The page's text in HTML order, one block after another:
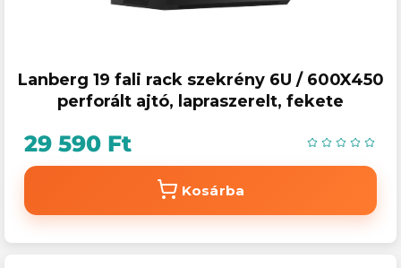
Lanberg 19 fali rack szekrény 6U / 600X450
perforált ajtó, lapraszerelt, fekete
29 590 Ft
Kosárba